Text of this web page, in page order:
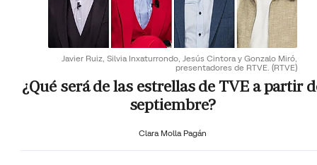
Javier Ruiz, Silvia Inxaturrondo, Jesús Cintora y Gonzalo Miró,
presentadores de RTVE. (RTVE)
¿Qué será de las estrellas de TVE a partir
septiembre?
Clara Molla Pagán